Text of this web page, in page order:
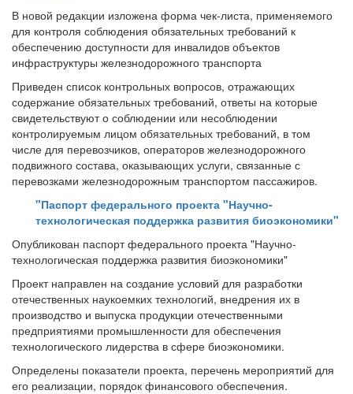
В новой редакции изложена форма чек-листа, применяемого
для контроля соблюдения обязательных требований к
обеспечению доступности для инвалидов объектов
инфраструктуры железнодорожного транспорта
Приведен список контрольных вопросов, отражающих
содержание обязательных требований, ответы на которые
свидетельствуют о соблюдении или несоблюдении
контролируемым лицом обязательных требований, в том
числе для перевозчиков, операторов железнодорожного
подвижного состава, оказывающих услуги, связанные с
перевозками железнодорожным транспортом пассажиров.
"Паспорт федерального проекта "Научно-
технологическая поддержка развития биоэкономики"
Опубликован паспорт федерального проекта "Научно-
технологическая поддержка развития биоэкономики"
Проект направлен на создание условий для разработки
отечественных наукоемких технологий, внедрения их в
производство и выпуска продукции отечественными
предприятиями промышленности для обеспечения
технологического лидерства в сфере биоэкономики.
Определены показатели проекта, перечень мероприятий для
его реализации, порядок финансового обеспечения.